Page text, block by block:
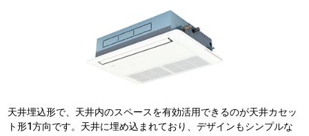
天井埋込形で、天井内のスペースを有効活用できるのが天井カセッ
ト形1方向です。天井に埋め込まれており、デザインもシンプルな